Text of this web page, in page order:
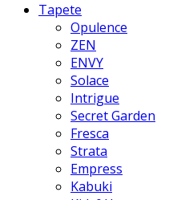
Tapete
Opulence
ZEN
ENVY
Solace
Intrigue
Secret Garden
Fresca
Strata
Empress
Kabuki